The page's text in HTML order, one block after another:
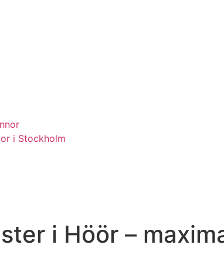
i Stockholm
i Höör –